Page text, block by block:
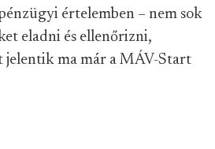
értelemben – nem sok
eladni és ellenőrizni,
jelentik ma már a MÁV-Start